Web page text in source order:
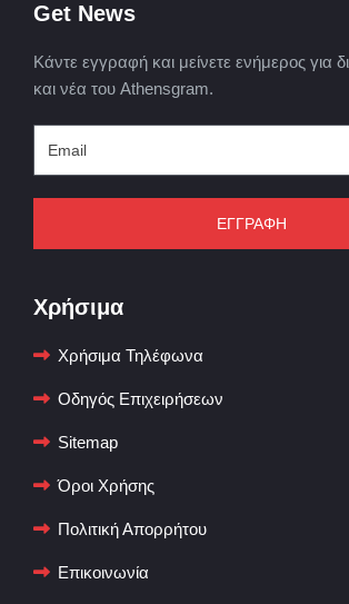
Get News
Κάντε εγγραφή και μείνετε ενήμερος για
και νέα του Athensgram.
ΕΓΓΡΑΦΗ
Χρήσιμα
Χρήσιμα Τηλέφωνα
Οδηγός Επιχειρήσεων
Sitemap
Όροι Χρήσης
Πολιτική Απορρήτου
Επικοινωνία